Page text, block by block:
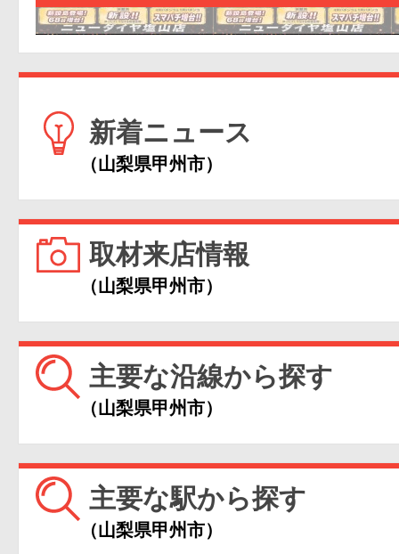
新着ニュース
（山梨県甲州市）
取材来店情報
（山梨県甲州市）
主要な沿線から探す
（山梨県甲州市）
主要な駅から探す
（山梨県甲州市）